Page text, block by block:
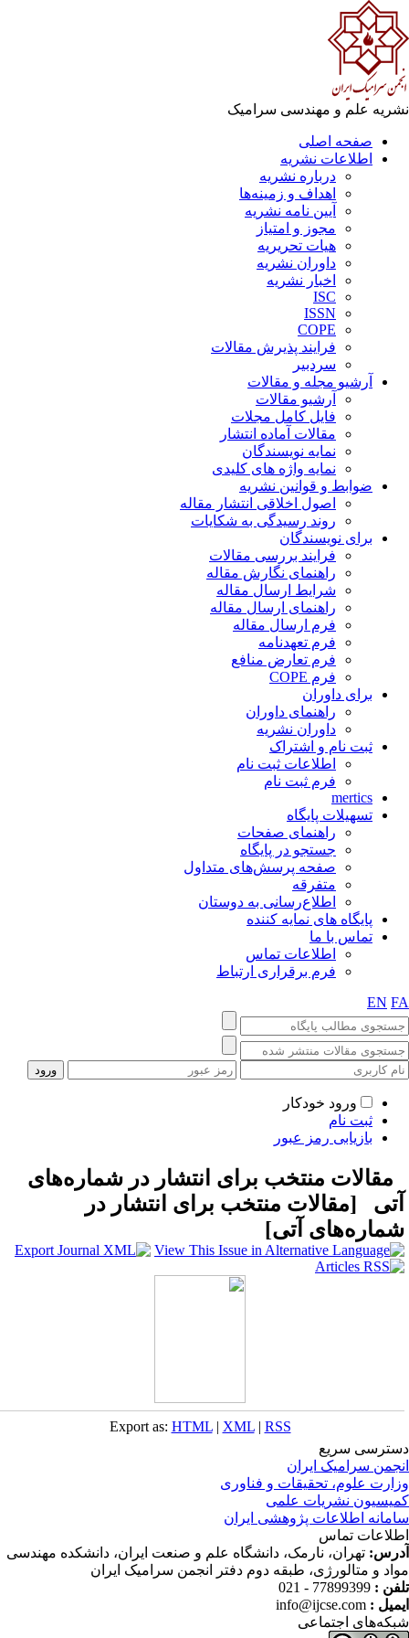
علم و مهندسی سرامیک
صفحه اصلی
اطلاعات نشریه
درباره نشریه
اهداف و زمینه‌ها
آیین نامه نشریه
مجوز و امتیاز
هیات تحریریه
داوران نشریه
اخبار نشریه
ISC
ISSN
COPE
فرایند پذیرش مقالات
سردبیر
آرشیو مجله و مقالات
آرشیو مقالات
فایل کامل مجلات
مقالات آماده انتشار
نمایه نویسندگان
نمایه واژه های کلیدی
ضوابط و قوانین نشریه
اصول اخلاقی انتشار مقاله
روند رسیدگی به شکایات
برای نویسندگان
فرایند بررسی مقالات
راهنمای نگارش مقاله
شرایط ارسال مقاله
راهنمای ارسال مقاله
فرم ارسال مقاله
فرم تعهدنامه
فرم تعارض منافع
فرم COPE
برای داوران
راهنمای داوران
داوران نشریه
ثبت نام و اشتراک
اطلاعات ثبت نام
فرم ثبت نام
mertics
تسهیلات پایگاه
راهنمای صفحات
جستجو در پایگاه
صفحه پرسش‌های متداول
متفرقه
اطلاع‌رسانی به دوستان
پایگاه های نمایه کننده
تماس با ما
اطلاعات تماس
فرم برقراری ارتباط
EN
ورود خودکار
ثبت نام
بازیابی رمز عبور
منتخب برای انتشار در شماره‌های
[
مقالات منتخب برای انتشار در
آتی ]
Export as:HTML |XML |RSS
سریع
سرامیک ایران
علوم، تحقیقات و فناوری
نشریات علمی
اطلاعات پژوهشی ایران
تماس
تهران، نارمک، دانشگاه علم و صنعت ایران، دانشکده مهندسی
و متالورژی، طبقه دوم دفتر انجمن سرامیک ایران
:
77899399 - 021
:
info@ijcse.com
اجتماعی